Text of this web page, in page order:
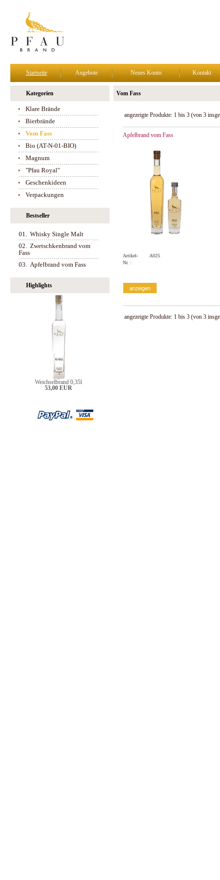
Startseite Angebote Neues Konto Kontakt
Kategorien
Klare Brände
Bierbrände
Vom Fass
Bio (AT-N-01-BIO)
Magnum
"Pfau Royal"
Geschenkideen
Verpackungen
Bestseller
01. Whisky Single Malt
02. Zwetschkenbrand vom
Fass
03. Apfelbrand vom Fass
Highlights
Weichselbrand 0,35l
53,00 EUR
Vom Fass
angezeigte Produkte: 1 bis 3 (von 3
Apfelbrand vom Fass
Artikel-
Nr. :
A025
angezeigte Produkte: 1 bis 3 (von 3